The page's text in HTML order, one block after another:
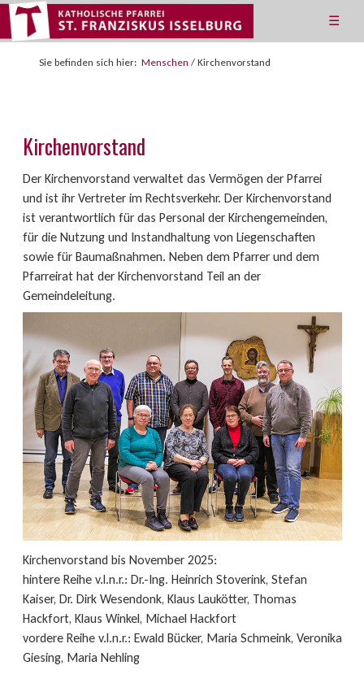
☰
Sie befinden sich hier: Menschen / Kirchenvorstand
Kirchenvorstand
Der Kirchenvorstand verwaltet das Vermögen der Pfarrei
und ist ihr Vertreter im Rechtsverkehr. Der Kirchenvorstand
ist verantwortlich für das Personal der Kirchengemeinden,
für die Nutzung und Instandhaltung von Liegenschaften
sowie für Baumaßnahmen. Neben dem Pfarrer und dem
Pfarreirat hat der Kirchenvorstand Teil an der
Gemeindeleitung.
Kirchenvorstand bis November 2025:
hintere Reihe v.l.n.r.: Dr.-Ing. Heinrich Stoverink, Stefan
Kaiser, Dr. Dirk Wesendonk, Klaus Laukötter, Thomas
Hackfort, Klaus Winkel, Michael Hackfort
vordere Reihe v.l.n.r.: Ewald Bücker, Maria Schmeink, Veronika
Giesing, Maria Nehling